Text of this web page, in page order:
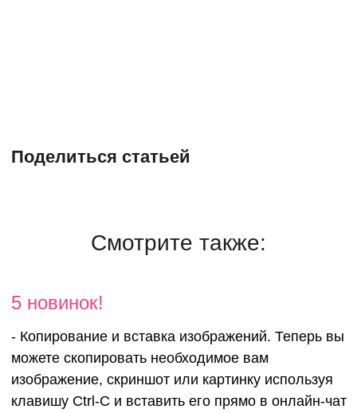
Поделиться статьей
Смотрите также:
5 новинок!
- Копирование и вставка изображений. Теперь вы
можете скопировать необходимое вам
изображение, скриншот или картинку используя
клавишу Ctrl-C и вставить его прямо в онлайн-чат